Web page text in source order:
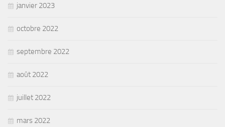
janvier 2023
octobre 2022
septembre 2022
août 2022
juillet 2022
mars 2022